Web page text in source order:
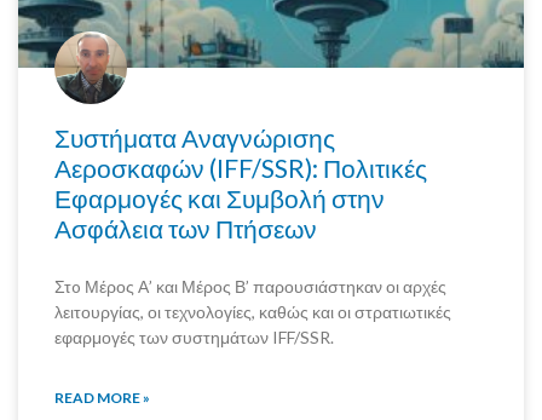
Συστήματα Αναγνώρισης
Αεροσκαφών (IFF/SSR): Πολιτικές
Εφαρμογές και Συμβολή στην
Ασφάλεια των Πτήσεων
Στo Μέρος Α’ και Μέρος Β’ παρουσιάστηκαν οι αρχές
λειτουργίας, οι τεχνολογίες, καθώς και οι στρατιωτικές
εφαρμογές των συστημάτων IFF/SSR.
READ MORE »